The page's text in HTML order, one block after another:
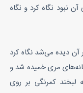
نبود نگاه کرد و نگاه
آن دیده می‌شد نگاه کرد
مری خمیده شد و
لبخند کمرنگی بر روی